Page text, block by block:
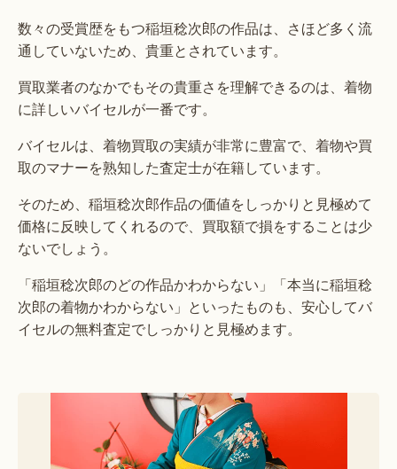
数々の受賞歴をもつ稲垣稔次郎の作品は、さほど多く流
通していないため、貴重とされています。
買取業者のなかでもその貴重さを理解できるのは、着物
に詳しいバイセルが一番です。
バイセルは、着物買取の実績が非常に豊富で、着物や買
取のマナーを熟知した査定士が在籍しています。
そのため、稲垣稔次郎作品の価値をしっかりと見極めて
価格に反映してくれるので、買取額で損をすることは少
ないでしょう。
「稲垣稔次郎のどの作品かわからない」「本当に稲垣稔
次郎の着物かわからない」といったものも、安心してバ
イセルの無料査定でしっかりと見極めます。